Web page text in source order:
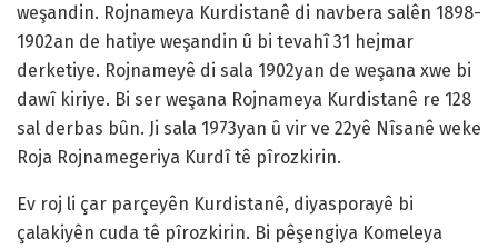
weşandin. Rojnameya Kurdistanê di navbera salên 1898-
1902an de hatiye weşandin û bi tevahî 31 hejmar
derketiye. Rojnameyê di sala 1902yan de weşana xwe bi
dawî kiriye. Bi ser weşana Rojnameya Kurdistanê re 128
sal derbas bûn. Ji sala 1973yan û vir ve 22yê Nîsanê weke
Roja Rojnamegeriya Kurdî tê pîrozkirin.
Ev roj li çar parçeyên Kurdistanê, diyasporayê bi
çalakiyên cuda tê pîrozkirin. Bi pêşengiya Komeleya